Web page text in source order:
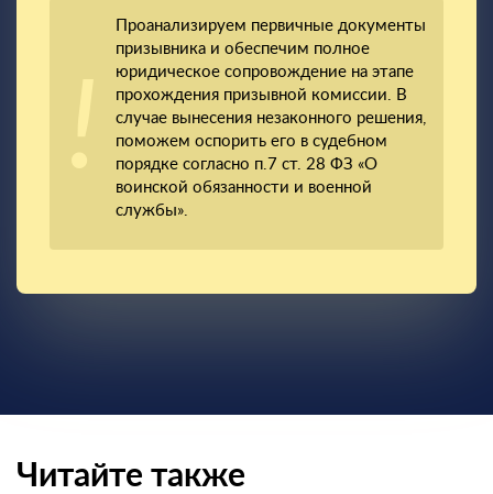
Проанализируем первичные документы
призывника и обеспечим полное
юридическое сопровождение на этапе
прохождения призывной комиссии. В
случае вынесения незаконного решения,
поможем оспорить его в судебном
порядке согласно п.7 ст. 28 ФЗ «О
воинской обязанности и военной
службы».
Читайте также